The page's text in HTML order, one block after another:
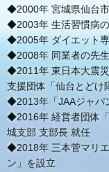
◆2000年 宮城県仙台
◆2003年 生活習慣病
◆2005年 ダイエット
◆2008年 同業者の先
◆2011年 東日本大震
支援団体「仙台とどけ
◆2013年「JAAジャパ
◆2016年 経営者団体
城支部 支部長 就任
◆2018年 三本菅マリ
ン」を設立